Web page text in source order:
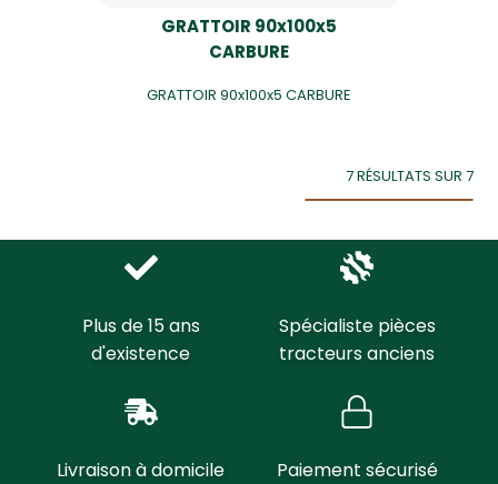
GRATTOIR 90x100x5
CARBURE
GRATTOIR 90x100x5 CARBURE
7 RÉSULTATS SUR 7
Plus de 15 ans
d'existence
Spécialiste pièces
tracteurs anciens
Livraison à domicile
Paiement sécurisé